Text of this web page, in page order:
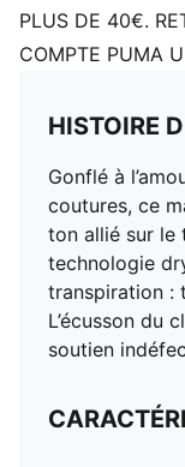
PLUS DE 40€.
COMPTE PUMA
HISTOIRE
Gonflé à
coutures, ce
ton allié sur le
technologie
transpiration :
L’écusson du
soutien